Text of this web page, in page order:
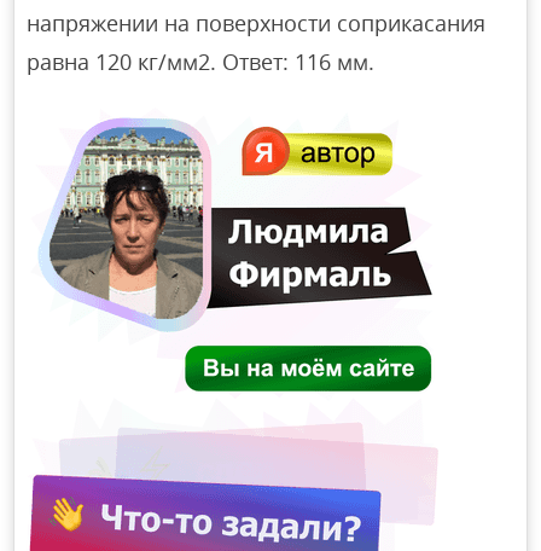
напряжении на поверхности соприкасания
равна 120 кг/мм2. Ответ: 116 мм.